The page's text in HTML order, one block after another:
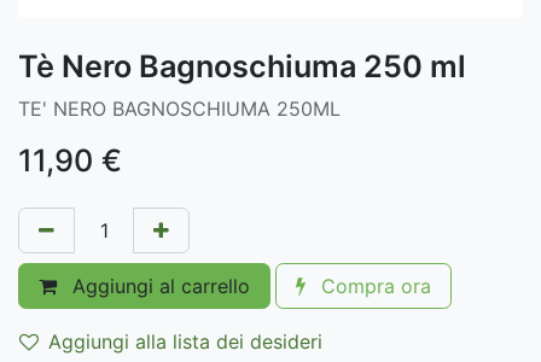
Tè Nero Bagnoschiuma 250 ml
TE' NERO BAGNOSCHIUMA 250ML
11,90 €
Aggiungi al carrello Compra ora
Aggiungi alla lista dei desideri